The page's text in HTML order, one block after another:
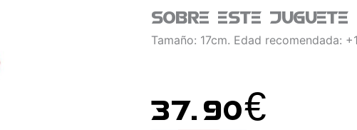
Sobre este juguete
Tamaño: 17cm. Edad recomendada:
37.90€